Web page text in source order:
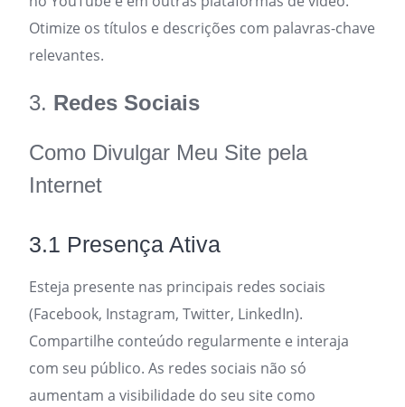
Otimize os títulos e descrições com palavras-chave
relevantes.
3. Redes Sociais
Como Divulgar Meu Site pela
Internet
3.1 Presença Ativa
Esteja presente nas principais redes sociais
(Facebook, Instagram, Twitter, LinkedIn).
Compartilhe conteúdo regularmente e interaja
com seu público. As redes sociais não só
aumentam a visibilidade do seu site como